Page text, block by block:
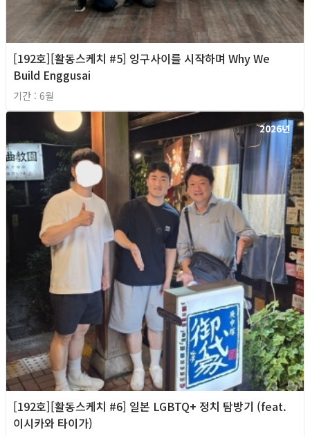
[192호][활동스케치 #5] 잉구사이를 시작하며 Why We
Build Enggusai
기간 : 6월
2026년
[192호][활동스케치 #6] 일본 LGBTQ+ 정치 탐방기 (feat.
이시카와 타이가)